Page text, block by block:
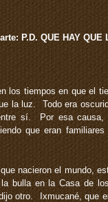
P.D. QUE HAY QUE
los tiempos en que el
la luz. Todo era
sí. Por esa
que eran
nacieron el mundo,
bulla en la Casa de
otro. Ixmucané, que